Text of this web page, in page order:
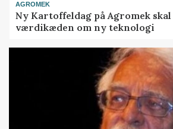
AGROMEK
Ny Kartoffeldag på Agromek skal
værdikæden om ny teknologi